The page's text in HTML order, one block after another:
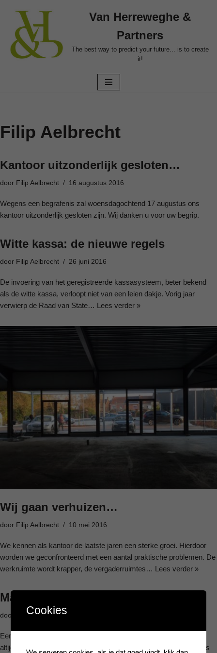
naar
de
inhoud
Van Herreweghe &
Partners
The best way to predict your future... is to create
it!
Filip Aelbrecht
Kantoor uitzonderlijk gesloten…
door Filip Aelbrecht 16 augustus 2016
Wegens een begrafenis zal woensdagochtend 17 augustus ons
kantoor uitzonderlijk gesloten zijn. Wij danken u voor uw begrip.
Witte kassa: de nieuwe regels
door Filip Aelbrecht 26 juni 2016
De invoering van het geregistreerde kassasysteem, beter bekend
als de witte kassa, verloopt niet van een leien dakje. Vorig jaar
verwierp de Raad van State… Lees verder »
Wij gaan verhuizen…
door Filip Aelbrecht 10 mei 2016
We kennen als kantoor de laatste jaren een sterke groei. Hierdoor
worden we geconfronteerd met een aantal praktische problemen. De
werkruimte wordt krapper, de vergaderruimtes… Lees verder »
Mag ik mijn factuur cash betalen?
door Filip Aelbrecht
Een factuur cash betalen (en ontvangen) kan en mag, maar niet
altijd. Soms mag u maar een bepaald gedeelte cash betalen, soms
Cookies